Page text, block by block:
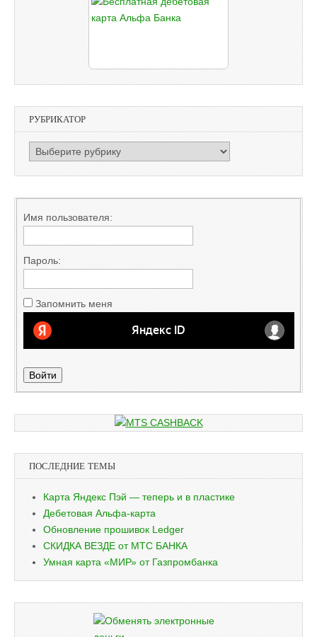
РУБРИКАТОР
РУБРИКАТОР
Имя пользователя:
Пароль:
Запомнить меня
Войти
ПОСЛЕДНИЕ ТЕМЫ
Карта Яндекс Пэй — теперь и в пластике
Дебетовая Альфа-карта
Обновление прошивок Ledger
СКИДКА ВЕЗДЕ от МТС БАНКА
Умная карта «МИР» от Газпромбанка